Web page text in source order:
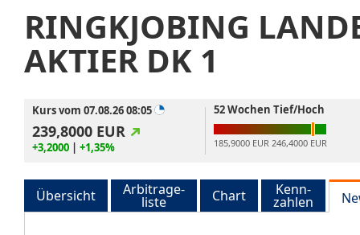
RINGKJOBING
AKTIER DK 1
Kurs vom 07.08.26 08:05
239,8000 EUR
+3,2000 | +1,35%
52 Wochen Tief/Hoch
185,9000 EUR 246,4000 EUR
Übersicht Arbitrage-
liste Chart Kenn-
zahlen